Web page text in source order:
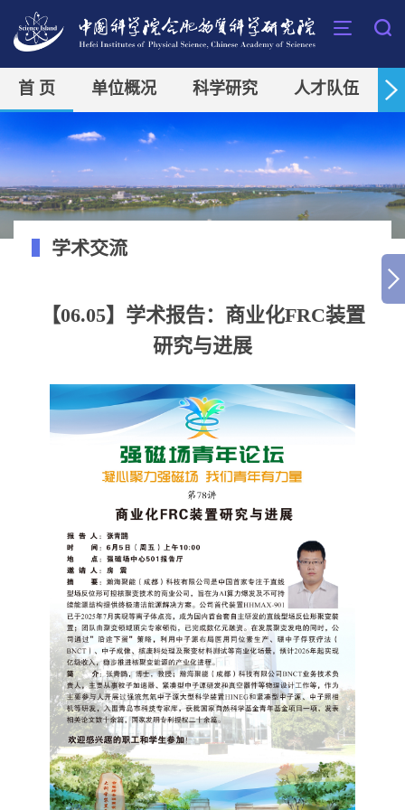
首 页 单位概况 科学研究 人才队伍
学术交流
【06.05】学术报告：商业化FRC装置
研究与进展